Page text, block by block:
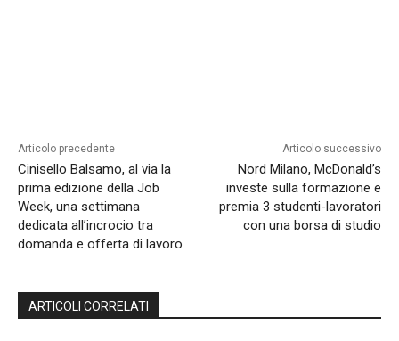
Articolo precedente
Cinisello Balsamo, al via la
prima edizione della Job
Week, una settimana
dedicata all’incrocio tra
domanda e offerta di lavoro
Articolo successivo
Nord Milano, McDonald’s
investe sulla formazione e
premia 3 studenti-lavoratori
con una borsa di studio
ARTICOLI CORRELATI